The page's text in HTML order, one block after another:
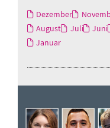
Dezember
August
Juli Juni
Januar